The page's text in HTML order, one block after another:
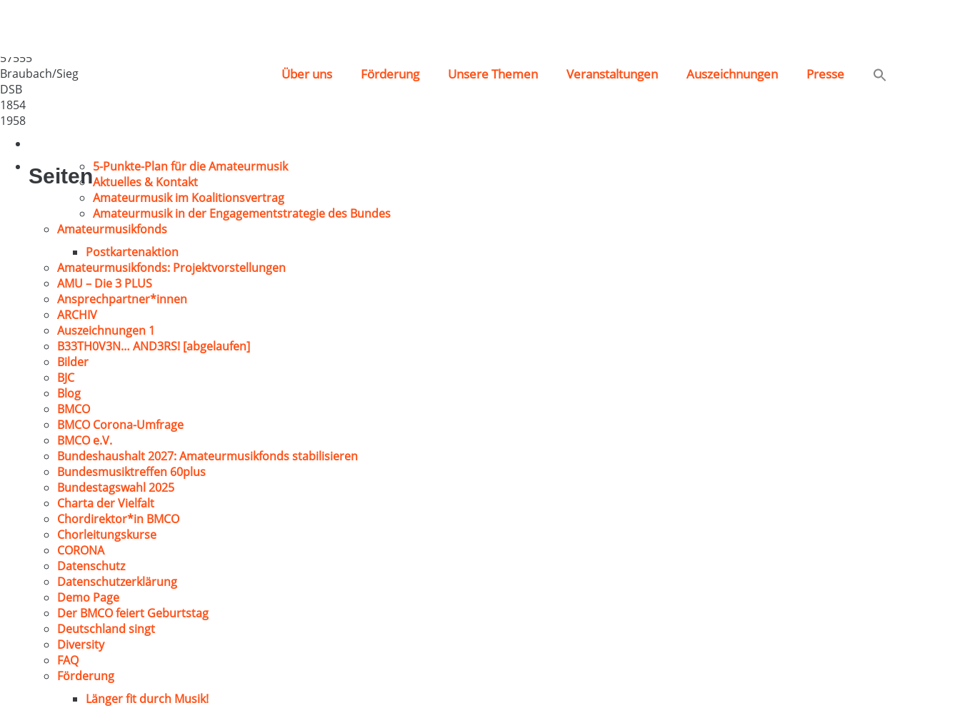
Über uns Förderung Unsere Themen Veranstaltungen Auszeichnungen Presse
57555
Braubach/Sieg
DSB
1854
1958
Seiten5-Punkte-Plan für die Amateurmusik
Aktuelles & Kontakt
Amateurmusik im Koalitionsvertrag
Amateurmusik in der Engagementstrategie des Bundes
Amateurmusikfonds
Postkartenaktion
Amateurmusikfonds: Projektvorstellungen
AMU – Die 3 PLUS
Ansprechpartner*innen
ARCHIV
Auszeichnungen 1
B33TH0V3N… AND3RS! [abgelaufen]
Bilder
BJC
Blog
BMCO
BMCO Corona-Umfrage
BMCO e.V.
Bundeshaushalt 2027: Amateurmusikfonds stabilisieren
Bundesmusiktreffen 60plus
Bundestagswahl 2025
Charta der Vielfalt
Chordirektor*in BMCO
Chorleitungskurse
CORONA
Datenschutz
Datenschutzerklärung
Demo Page
Der BMCO feiert Geburtstag
Deutschland singt
Diversity
FAQ
Förderung
Länger fit durch Musik!